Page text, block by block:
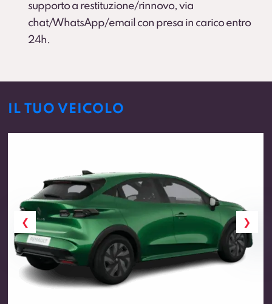
supporto a restituzione/rinnovo, via
chat/WhatsApp/email con presa in carico entro
24h.
IL TUO VEICOLO